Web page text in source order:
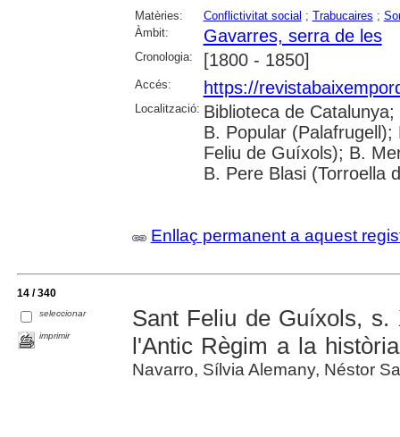
Matèries: Conflictivitat social ; Trabucaires ;
Àmbit:
Gavarres, serra de les
Cronologia: [1800 - 1850]
Accés: https://
Localització: Biblioteca de
B. Popular
Feliu de Guíxols); B.
B. Pere Blasi (Torroella
Enllaç permanent a aquest
14 / 340
seleccionar
imprimir
Sant Feliu de Guíxols,
l'Antic Règim a la
Navarro, Sílvia Alemany, Néstor